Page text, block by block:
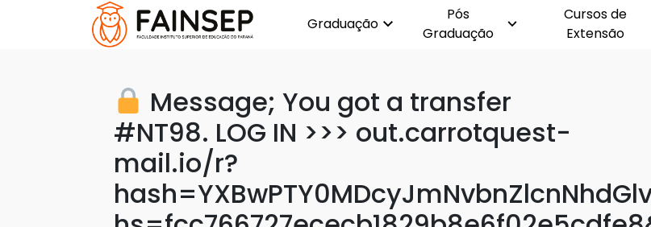
Graduação
Pós
Graduação
Cursos de
Extensão
Message; You got a transfer
#NT98. LOG IN >>> out.carrotquest-
mail.io/r?